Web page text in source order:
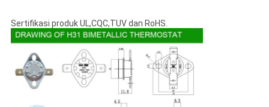
Sertifikasi produk UL,CQC,TUV dan RoHS.